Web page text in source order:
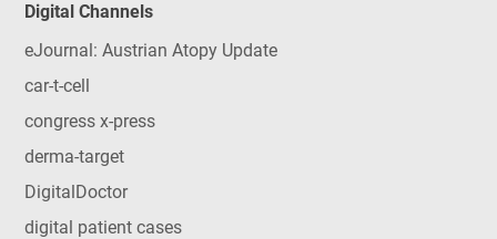
Digital Channels
eJournal: Austrian Atopy Update
car-t-cell
congress x-press
derma-target
DigitalDoctor
digital patient cases